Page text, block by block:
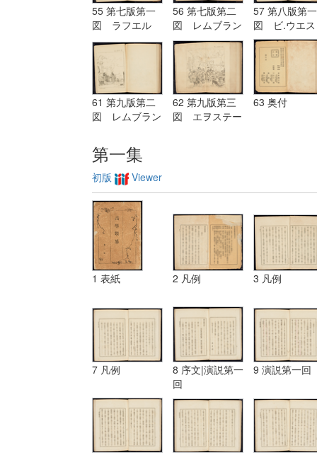
55 第七版第一
図 ラフエル
Raffaelle
56 第七版第二
図 レムブラン
ド Rembrandt
57 第八版第一
図 ビ.ウエス
ト B.West
61 第九版第二
図 レムブラン
62 第九版第三
図 エヲステー
63 奥付
第一集
初版 Viewer
1 表紙 2 凡例 3 凡例
7 凡例
8 序文|演説第一
回
9 演説第一回